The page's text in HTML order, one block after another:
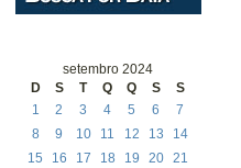
setembro 2024
D
S T Q Q S S
1 2 3 4 5 6
7
8
9 10 11 12 13
14
15
16 17 18 19 20 21